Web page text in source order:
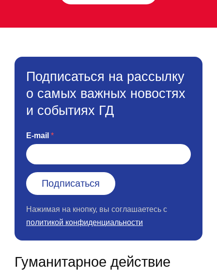
Подписаться на рассылку
о самых важных новостях
и событиях ГД
E-mail
Нажимая на кнопку, вы соглашаетесь с
политикой конфиденциальности
Гуманитарное действие